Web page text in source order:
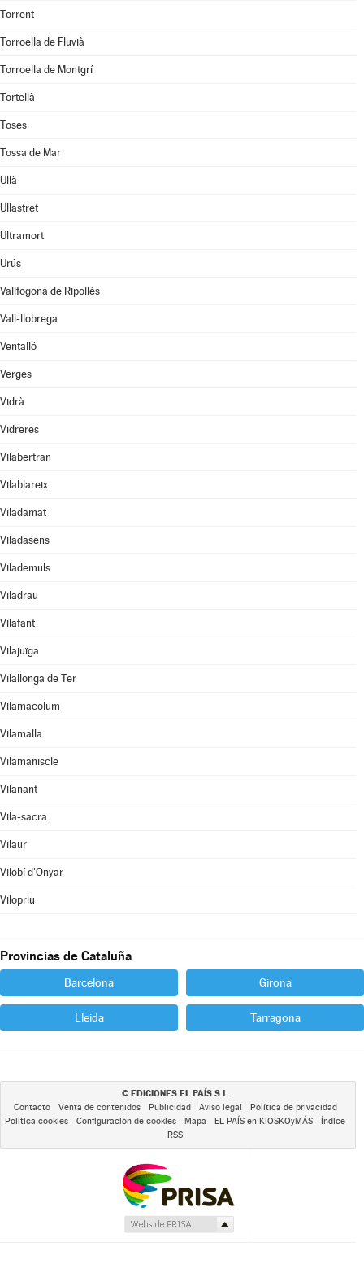
Torrent
Torroella de Fluvià
Torroella de Montgrí
Tortellà
Toses
Tossa de Mar
Ullà
Ullastret
Ultramort
Urús
Vallfogona de Ripollès
Vall-llobrega
Ventalló
Verges
Vidrà
Vidreres
Vilabertran
Vilablareix
Viladamat
Viladasens
Vilademuls
Viladrau
Vilafant
Vilajuïga
Vilallonga de Ter
Vilamacolum
Vilamalla
Vilamaniscle
Vilanant
Vila-sacra
Vilaür
Vilobí d'Onyar
Vilopriu
Provincias de Cataluña
Barcelona Girona
Lleida Tarragona
© EDICIONES EL PAÍS S.L.
Contacto Venta de contenidos Publicidad Aviso legal
Política de privacidad
Política cookies
Configuración de cookies Mapa EL PAÍS en KIOSKOyMÁS
Índice
RSS